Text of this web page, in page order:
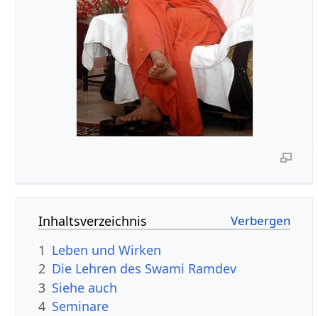
Inhaltsverzeichnis
1 Leben und Wirken
2 Die Lehren des Swami Ramdev
3 Siehe auch
4 Seminare